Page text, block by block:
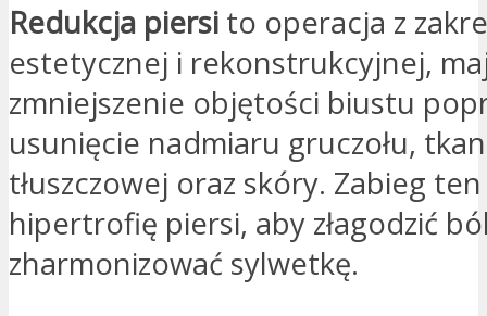
Redukcja piersi to operacja z
estetycznej i rekonstrukcyjnej,
zmniejszenie objętości biustu
usunięcie nadmiaru gruczołu,
tłuszczowej oraz skóry. Zabieg
hipertrofię piersi, aby złagodzić
zharmonizować sylwetkę.